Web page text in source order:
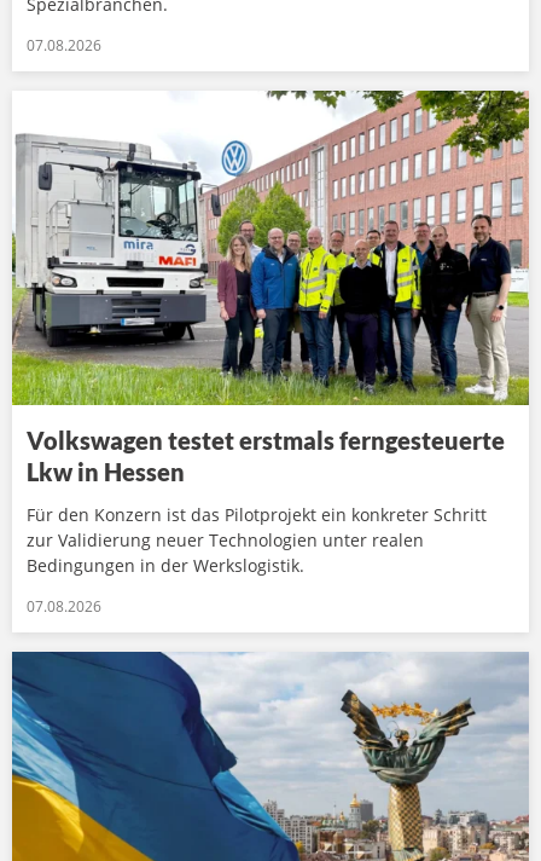
Spezialbranchen.
07.08.2026
Volkswagen testet erstmals ferngesteuerte
Lkw in Hessen
Für den Konzern ist das Pilotprojekt ein konkreter Schritt
zur Validierung neuer Technologien unter realen
Bedingungen in der Werkslogistik.
07.08.2026